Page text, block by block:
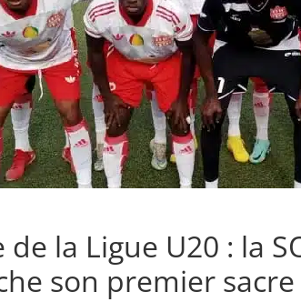
de la Ligue U20 : la
son premier sacre